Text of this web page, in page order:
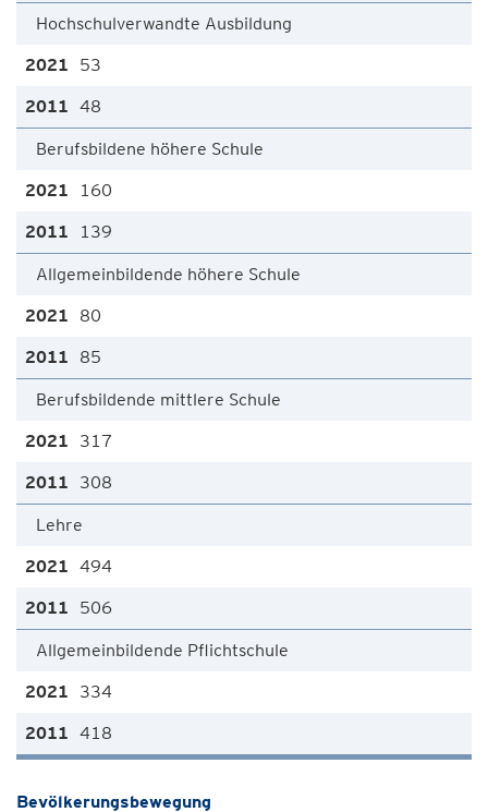
Hochschulverwandte Ausbildung
53
48
Berufsbildene höhere Schule
160
139
Allgemeinbildende höhere Schule
80
85
Berufsbildende mittlere Schule
317
308
Lehre
494
506
Allgemeinbildende Pflichtschule
334
418
Bevölkerungsbewegung